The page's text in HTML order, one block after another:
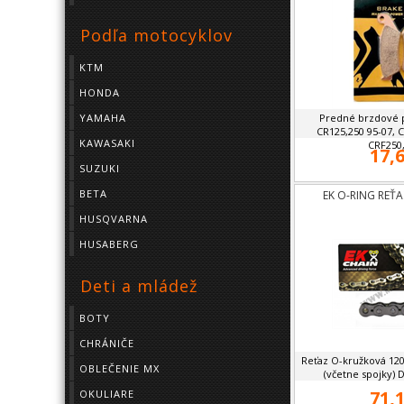
Podľa motocyklov
KTM
HONDA
YAMAHA
KAWASAKI
SUZUKI
BETA
HUSQVARNA
HUSABERG
Deti a mládež
BOTY
CHRÁNIČE
OBLEČENIE MX
OKULIARE
Predné brzdové
CR125,250 95-07,
EK O-RING
Reťaz O-kružková
(včetne spojky)